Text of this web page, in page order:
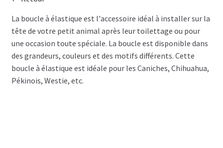
CLIPPER
SÉCHOIR
TABLE
La boucle à élastique est l'accessoire idéal à installer sur la
tête de votre petit animal après leur toilettage ou pour
une occasion toute spéciale. La boucle est disponible dans
des grandeurs, couleurs et des motifs différents. Cette
boucle à élastique est idéale pour les Caniches, Chihuahua,
Pékinois, Westie, etc.